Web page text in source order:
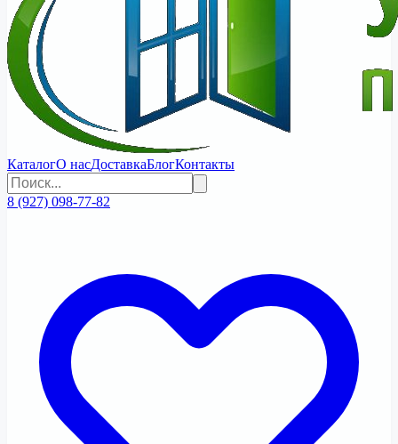
КаталогО насДоставкаБлогКонтакты
8 (927) 098-77-82